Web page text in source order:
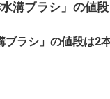
溝ブラシ」の値段
ブラシ」の値段は2